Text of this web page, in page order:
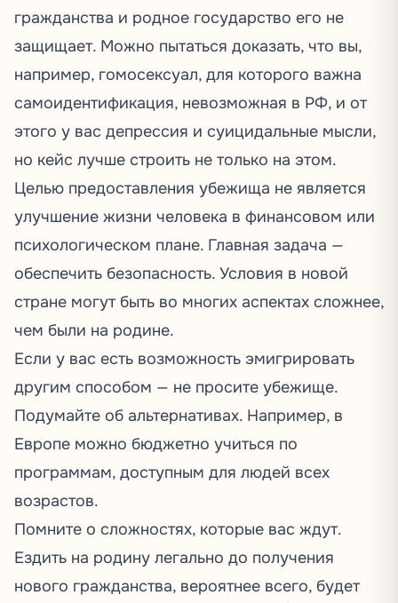
гражданства и родное государство его не
защищает. Можно пытаться доказать, что вы,
например, гомосексуал, для которого важна
самоидентификация, невозможная в РФ, и от
этого у вас депрессия и суицидальные мысли,
но кейс лучше строить не только на этом.
Целью предоставления убежища не является
улучшение жизни человека в финансовом или
психологическом плане. Главная задача —
обеспечить безопасность. Условия в новой
стране могут быть во многих аспектах сложнее,
чем были на родине.
Если у вас есть возможность эмигрировать
другим способом — не просите убежище.
Подумайте об альтернативах. Например, в
Европе можно бюджетно учиться по
программам, доступным для людей всех
возрастов.
Помните о сложностях, которые вас ждут.
Ездить на родину легально до получения
нового гражданства, вероятнее всего, будет